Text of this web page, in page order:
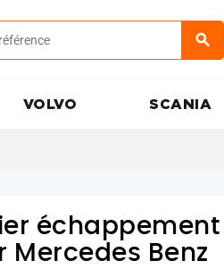
VOLVO SCANIA
échappement
Mercedes Benz